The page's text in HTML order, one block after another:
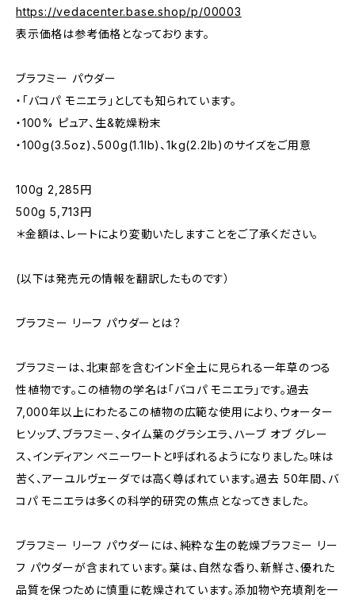
https://vedacenter.base.shop/p/00003
表示価格は参考価格となっております。
ブラフミー パウダー
・「バコパ モニエラ」としても知られています。
・100% ピュア、生&乾燥粉末
・100g(3.5oz)、500g(1.1lb)、1kg(2.2lb)のサイズをご用意
100g 2,285円
500g 5,713円
＊金額は、レートにより変動いたしますことをご了承ください。
(以下は発売元の情報を翻訳したものです）
ブラフミー リーフ パウダーとは？
ブラフミーは、北東部を含むインド全土に見られる一年草のつる
性植物です。この植物の学名は「バコパ モニエラ」です。過去
7,000年以上にわたるこの植物の広範な使用により、ウォーター
ヒソップ、ブラフミー、タイム葉のグラシエラ、ハーブ オブ グレー
ス、インディアン ペニーワートと呼ばれるようになりました。味は
苦く、アーユルヴェーダでは高く尊ばれています。過去 50年間、バ
コパ モニエラは多くの科学的研究の焦点となってきました。
ブラフミー リーフ パウダーには、純粋な生の乾燥ブラフミー リー
フ パウダーが含まれています。葉は、自然な香り、新鮮さ、優れた
品質を保つために慎重に乾燥されています。添加物や充填剤を一